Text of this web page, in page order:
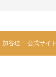
加谷珪一 公式サイト